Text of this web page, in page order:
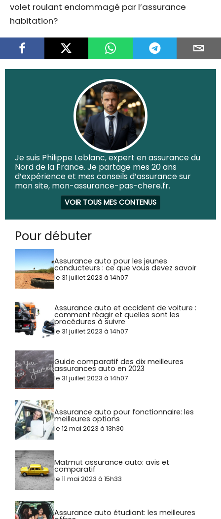
volet roulant endommagé par l’assurance
habitation?
Je suis Philippe Leblanc, expert en assurance du
Nord de la France. Je partage mes 20 ans
d’expérience et mes conseils d’assurance sur
mon site, mon-assurance-pas-chere.fr.
VOIR TOUS MES CONTENUS
Pour débuter
Assurance auto pour les jeunes
conducteurs : ce que vous devez savoir
le 31 juillet 2023 à 14h07
Assurance auto et accident de voiture :
comment réagir et quelles sont les
procédures à suivre
le 31 juillet 2023 à 14h07
Guide comparatif des dix meilleures
assurances auto en 2023
le 31 juillet 2023 à 14h07
Assurance auto pour fonctionnaire: les
meilleures options
le 12 mai 2023 à 13h30
Matmut assurance auto: avis et
comparatif
le 11 mai 2023 à 15h33
Assurance auto étudiant: les meilleures